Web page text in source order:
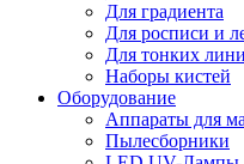
Для градиента
Для росписи и
Для тонких
Наборы кистей
Оборудование
Аппараты для
Пылесборники